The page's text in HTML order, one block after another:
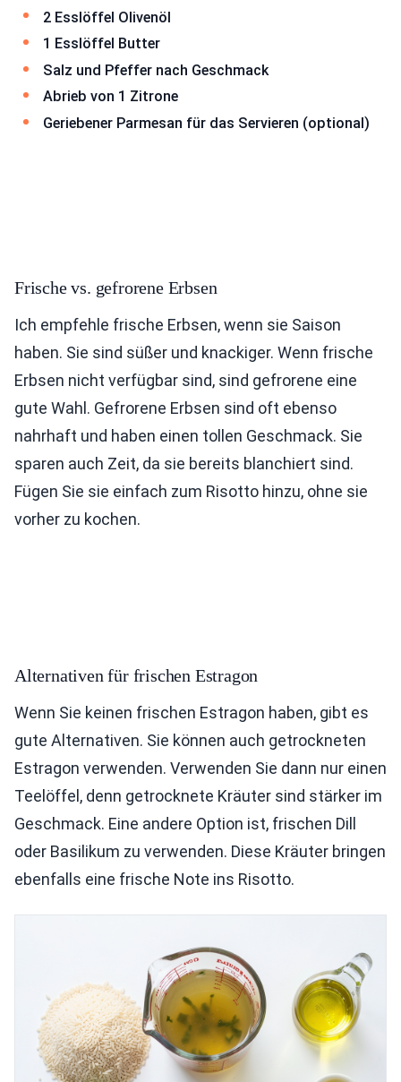
2 Esslöffel Olivenöl
1 Esslöffel Butter
Salz und Pfeffer nach Geschmack
Abrieb von 1 Zitrone
Geriebener Parmesan für das Servieren (optional)
Frische vs. gefrorene Erbsen
Ich empfehle frische Erbsen, wenn sie Saison
haben. Sie sind süßer und knackiger. Wenn frische
Erbsen nicht verfügbar sind, sind gefrorene eine
gute Wahl. Gefrorene Erbsen sind oft ebenso
nahrhaft und haben einen tollen Geschmack. Sie
sparen auch Zeit, da sie bereits blanchiert sind.
Fügen Sie sie einfach zum Risotto hinzu, ohne sie
vorher zu kochen.
Alternativen für frischen Estragon
Wenn Sie keinen frischen Estragon haben, gibt es
gute Alternativen. Sie können auch getrockneten
Estragon verwenden. Verwenden Sie dann nur einen
Teelöffel, denn getrocknete Kräuter sind stärker im
Geschmack. Eine andere Option ist, frischen Dill
oder Basilikum zu verwenden. Diese Kräuter bringen
ebenfalls eine frische Note ins Risotto.